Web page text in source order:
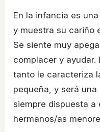
En la infancia es
y muestra su cariño
Se siente muy
complacer y ayudar.
tanto le caracteriza
pequeña, y será
siempre dispuesta a
hermanos/as